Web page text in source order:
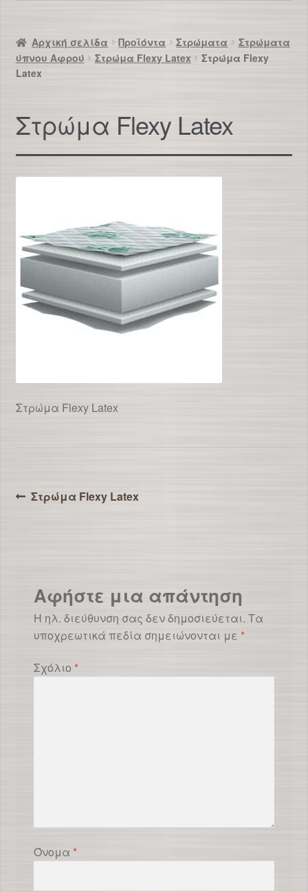
Αρχική σελίδα Προϊόντα Στρώματα
Στρώματα
ύπνου Αφρού
Στρώμα Flexy Latex
Στρώμα Flexy
Latex
Στρώμα Flexy Latex
Στρώμα Flexy Latex
Πλοήγηση
Προηγούμενο
Στρώμα Flexy Latex
Αφήστε μια απάντηση
Η ηλ. διεύθυνση σας δεν δημοσιεύεται. Τα
υποχρεωτικά πεδία σημειώνονται με *
Σχόλιο *
Όνομα *